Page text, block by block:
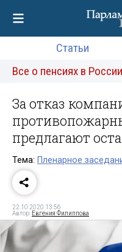
Статьи
Все о пенсиях в России
За отказ
предлагают
Тема: Пленарное
22.10.2020 13:56
Автор: Евгения Филиппова